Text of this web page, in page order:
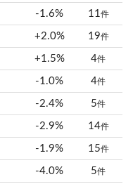
-1.6% 11件
+2.0% 19件
+1.5% 4件
-1.0% 4件
-2.4% 5件
-2.9% 14件
-1.9% 15件
-4.0% 5件